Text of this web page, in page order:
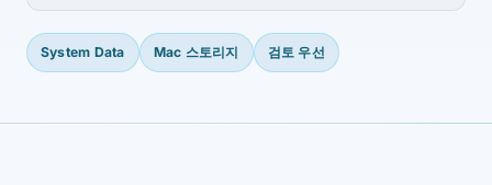
System Data Mac 스토리지 검토 우선